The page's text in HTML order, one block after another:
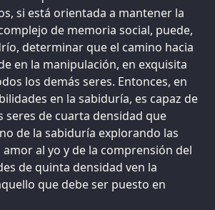
si está orientada a mantener la
de memoria social, puede,
determinar que el camino hacia
en la manipulación, en exquisita
los demás seres. Entonces, en
en la sabiduría, es capaz de
seres de cuarta densidad que
de la sabiduría explorando las
al yo y de la comprensión del
de quinta densidad ven la
que debe ser puesto en